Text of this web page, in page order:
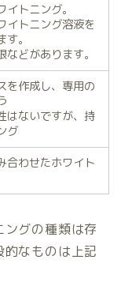
トニング。
イトニング溶液を
。
どがあります。
を作成し、専用の
はないですが、持
グ
合わせたホワイト
グの種類は存
なものは上記